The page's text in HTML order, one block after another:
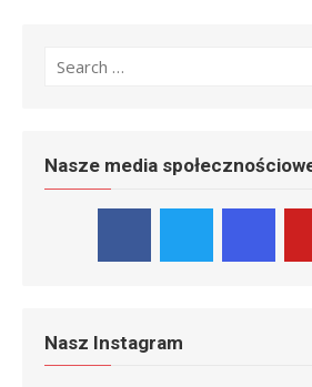
for:
Nasze media
Nasz Instagram